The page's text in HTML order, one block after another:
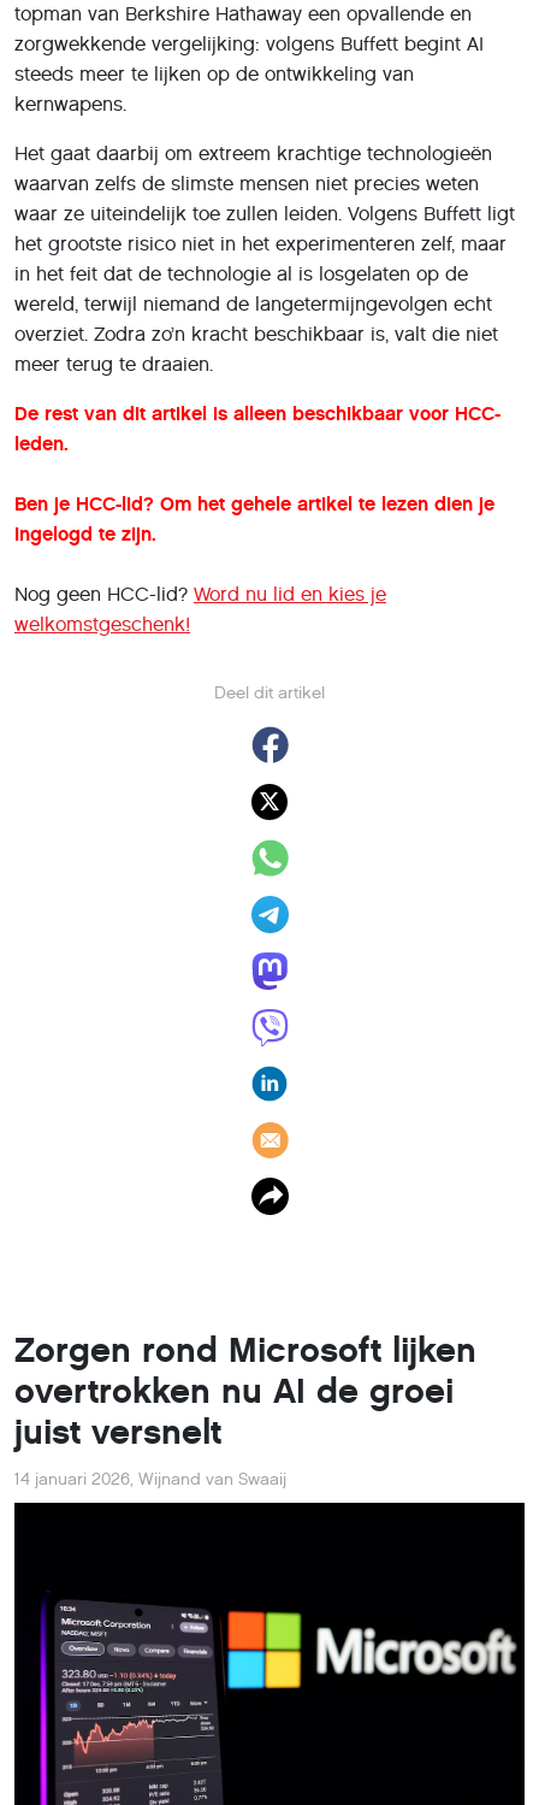
Deel dit artikel
topman van Berkshire Hathaway een opvallende en
zorgwekkende vergelijking: volgens Buffett begint AI
steeds meer te lijken op de ontwikkeling van
kernwapens.
Het gaat daarbij om extreem krachtige technologieën
waarvan zelfs de slimste mensen niet precies weten
waar ze uiteindelijk toe zullen leiden. Volgens Buffett ligt
het grootste risico niet in het experimenteren zelf, maar
in het feit dat de technologie al is losgelaten op de
wereld, terwijl niemand de langetermijngevolgen echt
overziet. Zodra zo’n kracht beschikbaar is, valt die niet
meer terug te draaien.
De rest van dit artikel is alleen beschikbaar voor HCC-
leden.
Ben je HCC-lid? Om het gehele artikel te lezen dien je
ingelogd te zijn.
Nog geen HCC-lid? Word nu lid en kies je
welkomstgeschenk!
Zorgen rond Microsoft lijken
overtrokken nu AI de groei
juist versnelt
14 januari 2026, Wijnand van Swaaij